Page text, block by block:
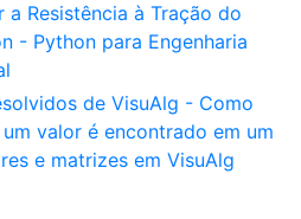
a Resistência à Tração do
- Python para Engenharia
de VisuAlg - Como
valor é encontrado em um
e matrizes em VisuAlg